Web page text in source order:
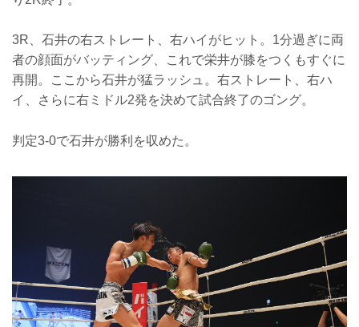
3R、石井の右ストレート、右ハイがヒット。1分過ぎに両
者の顔面がバッティング、これで栄井が膝をつくもすぐに
再開。ここから石井が猛ラッシュ。右ストレート、右ハ
イ、さらに右ミドル2発を決めて試合終了のゴング。
判定3-0で石井が勝利を収めた。